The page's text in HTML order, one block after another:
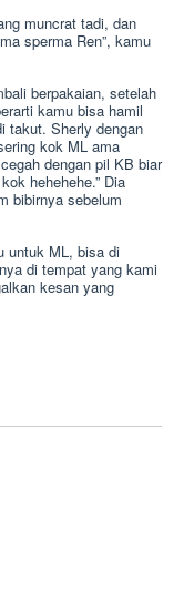
muncrat tadi, dan
sperma Ren”, kamu
berpakaian, setelah
kamu bisa hamil
takut. Sherly dengan
kok ML ama
dengan pil KB biar
hehehehe.” Dia
bibirnya sebelum
untuk ML, bisa di
di tempat yang kami
kesan yang